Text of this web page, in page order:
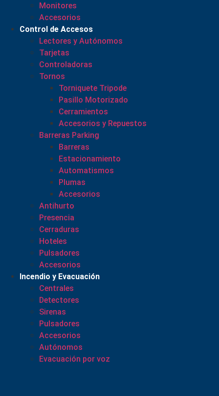
Monitores
Accesorios
Control de Accesos
Lectores y Autónomos
Tarjetas
Controladoras
Tornos
Torniquete Tripode
Pasillo Motorizado
Cerramientos
Accesorios y Repuestos
Barreras Parking
Barreras
Estacionamiento
Automatismos
Plumas
Accesorios
Antihurto
Presencia
Cerraduras
Hoteles
Pulsadores
Accesorios
Incendio y Evacuación
Centrales
Detectores
Sirenas
Pulsadores
Accesorios
Autónomos
Evacuación por voz